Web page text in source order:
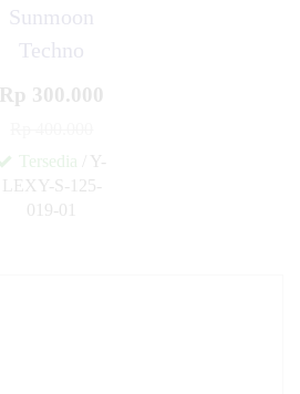
Sunmoon
Techno
Rp 300.000
Tersedia / Y-
LEXY-S-125-
019-01